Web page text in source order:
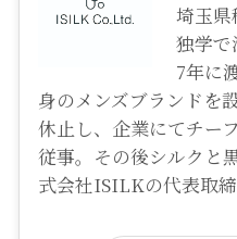
埼玉県
独学
7年に
身のメンズブランドを
休止し、企業にてチー
従事。その後シルクと
式会社ISILKの代表取締